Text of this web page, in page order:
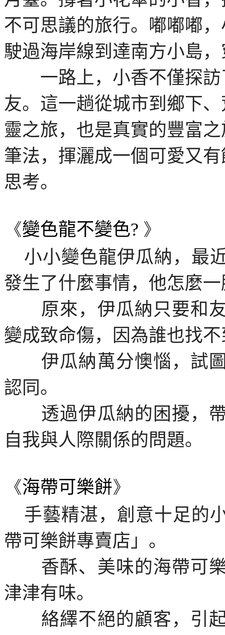
不可思議的旅行。嘟嘟嘟
駛過海岸線到達南方小島
一路上，小香不僅探訪
友。這一趟從城市到鄉下
靈之旅，也是真實的豐富
筆法，揮灑成一個可愛又
思考。
《變色龍不變色? 》
小小變色龍伊瓜納，最
發生了什麼事情，他怎麼
原來，伊瓜納只要和友
變成致命傷，因為誰也找
伊瓜納萬分懊惱，試圖
認同。
透過伊瓜納的困擾，帶
自我與人際關係的問題。
《海帶可樂餅》
手藝精湛，創意十足的
帶可樂餅專賣店」。
香酥、美味的海帶可樂
津津有味。
絡繹不絕的顧客，引起